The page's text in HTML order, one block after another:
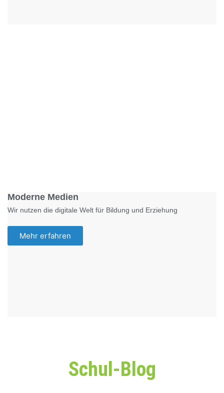
Moderne Medien
Wir nutzen die digitale Welt für Bildung und Erziehung
Mehr erfahren
Schul-Blog